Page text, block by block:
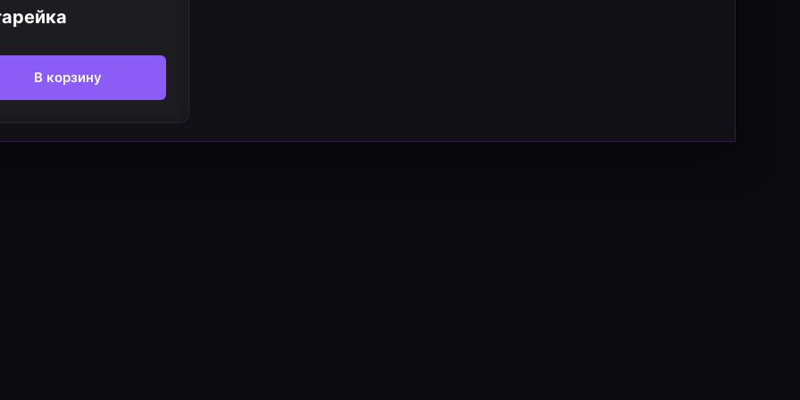
В корзину